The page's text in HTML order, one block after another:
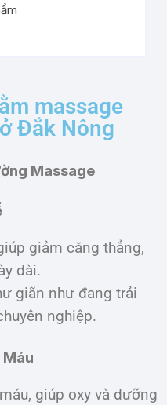
massage
Đắk Nông
Massage
giảm căng thẳng,
dài.
giãn như đang trải
nghiệp.
giúp oxy và dưỡng